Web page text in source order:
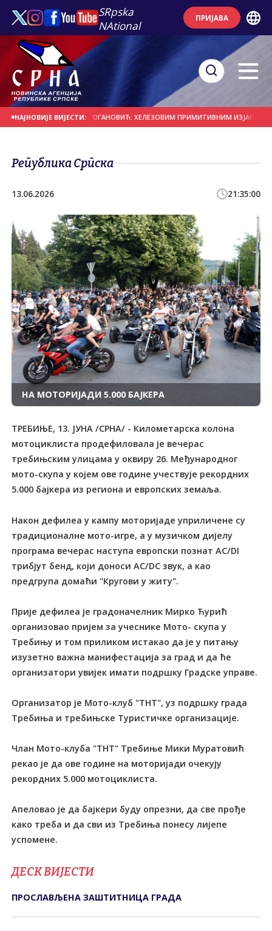
SRpska
NAtional
ПРИЈАВА
НАЈНОВИЈЕ ВИЈЕСТИ:
ГРАДА ГОГАНОВИЋ: ХЕЛЕЗОВИМ ПРИМИТИВНИМ ИЗЈАВАМА ВИШЕ
Република Српска
13.06.2026 21:35:00
НА МОТОРИЈАДИ 5.000 БАЈКЕРА
TРЕБИЊЕ, 13. ЈУНА /СРНА/ - Километарска колона
мотоциклиста продефиловала је вечерас
требињским улицама у оквиру 26. Међународног
мото-скупа у којем ове године учествује рекордних
5.000 бајкера из региона и европских земаља.
Након дефилеа у кампу моторијаде уприличене су
традиционалне мото-игре, а у музичком дијелу
програма вечерас наступа европски познат AC/DI
трибјут бенд, који доноси AC/DC звук, а као
предгрупа домаћи "Кругови у житу".
Прије дефилеа је градоначелник Мирко Ћурић
организовао пријем за учеснике Мото- скупа у
Требињу и том приликом истакао да је у питању
изузетно важна манифестација за град и да ће
организатори увијек имати подршку Градске управе.
Организатор је Мото-клуб "ТНТ", уз подршку града
Требиња и требињске Туристичке организације.
Члан Мото-клуба "ТНТ" Требиње Мики Муратовић
рекао је да ове године на моторијади очекују
рекордних 5.000 мотоциклиста.
Апеловао је да бајкери буду опрезни, да све прође
како треба и да сви из Требиња понесу лијепе
успомене.
ДЕСК ВИЈЕСТИ
ПРОСЛАВЉЕНА ЗАШТИТНИЦА ГРАДА